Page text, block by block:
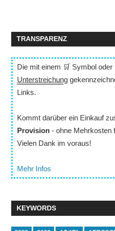
TRANSPARENZ
Die mit einem 🛒 Symbol oder
Unterstreichung
Links.
Kommt darüber ein Einkauf
Provision- ohne Mehrkosten
Vielen Dank im voraus!
Mehr Infos
KEYWORDS